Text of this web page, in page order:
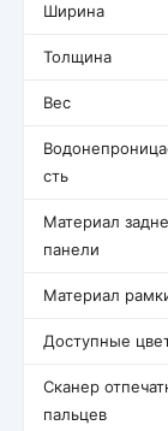
Ширина
Толщина
Вес
сть
Материал
панели
Материал
Доступные
Сканер
пальцев